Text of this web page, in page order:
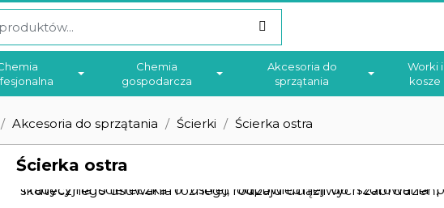
Chemia
gospodarcza
Akcesoria do
sprzątania
Worki i
kosze
Akcesoria do sprzątania Ścierki Ścierka ostra
Ścierka ostra
Tradycyjna ściereczka o ostrej, odpowiedniej do szorowania powierzchni przeznaczona do skutecznego usuwania różnego rodzaju uciążliwych zabrudzeń.